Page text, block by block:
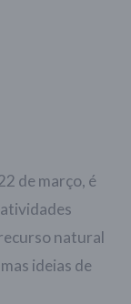
de março, é
natural
ideias de